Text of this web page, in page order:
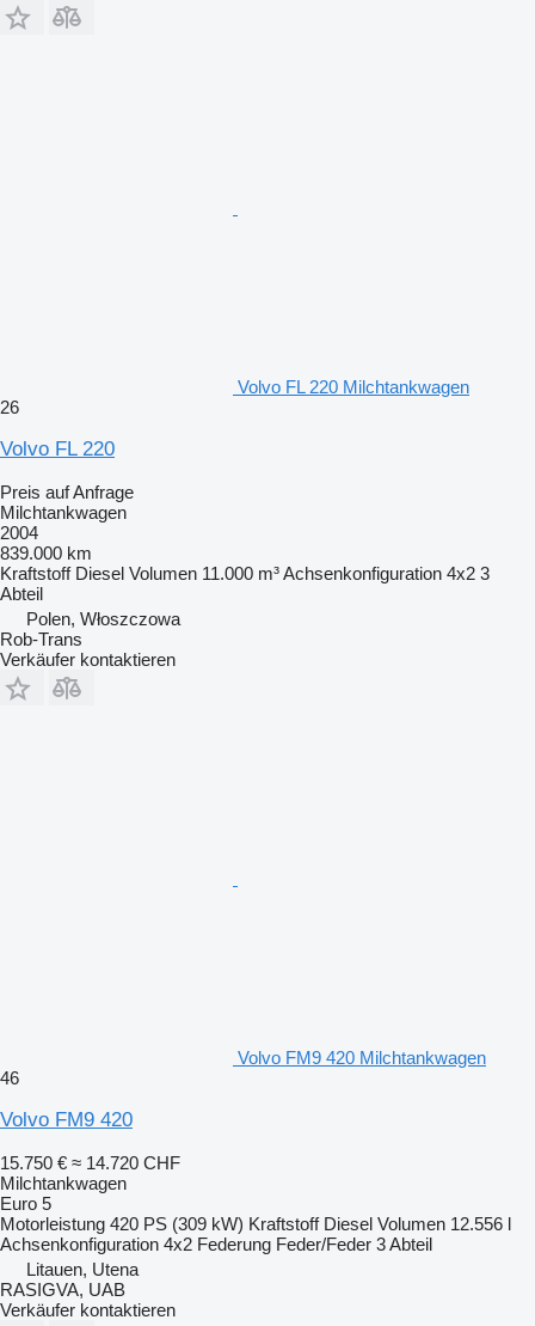
Volvo FL 220 Milchtankwagen
26
Volvo FL 220
Preis auf Anfrage
Milchtankwagen
2004
839.000 km
Kraftstoff Diesel Volumen 11.000 m³Achsenkonfiguration 4x2 3
Abteil
Polen, Włoszczowa
Rob-Trans
Verkäufer kontaktieren
Volvo FM9 420 Milchtankwagen
46
Volvo FM9 420
15.750 € ≈ 14.720 CHF
Milchtankwagen
Euro 5
Motorleistung 420 PS (309 kW) Kraftstoff Diesel Volumen 12.556 l
Achsenkonfiguration 4x2 Federung Feder/Feder 3 Abteil
Litauen, Utena
RASIGVA, UAB
Verkäufer kontaktieren